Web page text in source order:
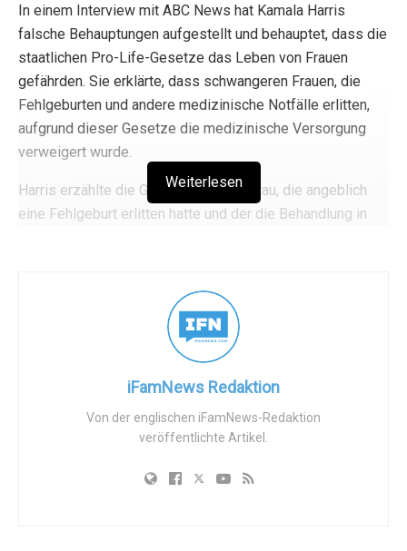
In einem Interview mit ABC News hat Kamala Harris
falsche Behauptungen aufgestellt und behauptet, dass die
staatlichen Pro-Life-Gesetze das Leben von Frauen
gefährden. Sie erklärte, dass schwangeren Frauen, die
Fehlgeburten und andere medizinische Notfälle erlitten,
aufgrund dieser Gesetze die medizinische Versorgung
verweigert wurde.
Harris erzählte die Geschichte einer Frau, die angeblich
eine Fehlgeburt erlitten hatte und der die Behandlung in
versorgt wurde, als sie an Sepsis erkrankte. Harris nutzte
diese Anekdote, um auf das Leid hinzuweisen, das die
Abtreibungsgesetze in Echtzeit verursachen, und schlug
ein Bundesgesetz vor, das die Staaten zwingen würde,
Im Gegensatz zu Harris‘ Behauptungen verbieten Pro-
medizinische Behandlungen zur Rettung des Lebens
Weiterlesen
iFamNews Redaktion
Von der englischen iFamNews-Redaktion
veröffentlichte Artikel.